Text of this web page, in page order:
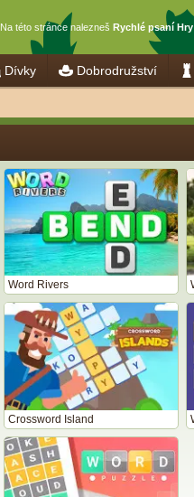
Na této stránce nalezneš Rychlé psaní Hry
Dívky Dobrodružství
Word Rivers
Crossword Island